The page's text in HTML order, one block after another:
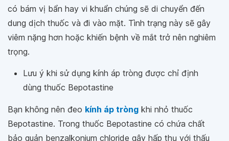
có bám vị bẩn hay vi khuẩn chúng sẽ di chuyển đến
dung dịch thuốc và đi vào mặt. Tình trạng này sẽ gây
viêm nặng hơn hoặc khiến bệnh về mắt trở nên nghiêm
trọng.
Lưu ý khi sử dụng kính áp tròng được chỉ định
dùng thuốc Bepotastine
Bạn không nên đeo kính áp tròng khi nhỏ thuốc
Bepotastine. Trong thuốc Bepotastine có chứa chất
bảo quản benzalkonium chloride gây hấp thụ với thấu